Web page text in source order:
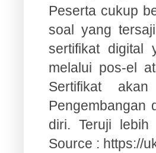
Peserta cukup
soal yang
sertifikat digital
melalui pos-el
Sertifikat
Pengembangan
diri. Teruji
Source : https://